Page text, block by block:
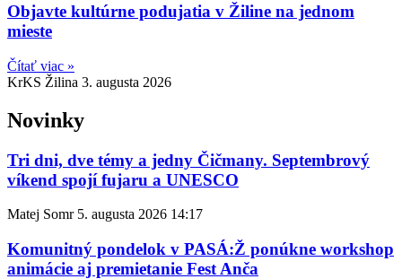
Objavte kultúrne podujatia v Žiline na jednom
mieste
Čítať viac »
KrKS Žilina 3. augusta 2026
Novinky
Tri dni, dve témy a jedny Čičmany. Septembrový
víkend spojí fujaru a UNESCO
Matej Somr 5. augusta 2026 14:17
Komunitný pondelok v PASÁ:Ž ponúkne workshop
animácie aj premietanie Fest Anča